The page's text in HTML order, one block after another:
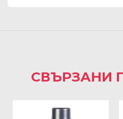
СВЪРЗАНИ